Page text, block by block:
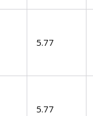
5.77
5.77